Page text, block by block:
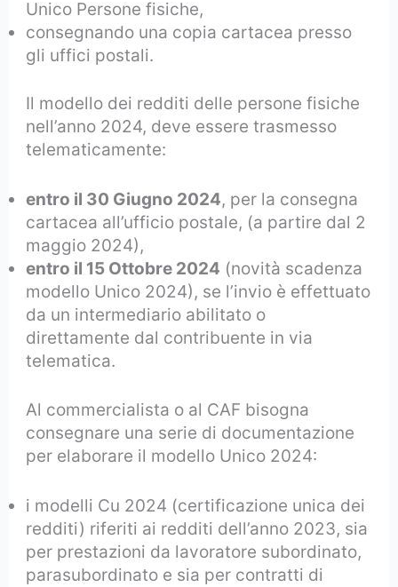
Unico Persone fisiche,
consegnando una copia cartacea presso
gli uffici postali.
Il modello dei redditi delle persone fisiche
nell’anno 2024, deve essere trasmesso
telematicamente:
entro il 30 Giugno 2024, per la consegna
cartacea all’ufficio postale, (a partire dal 2
maggio 2024),
entro il 15 Ottobre 2024 (novità scadenza
modello Unico 2024), se l’invio è effettuato
da un intermediario abilitato o
direttamente dal contribuente in via
telematica.
Al commercialista o al CAF bisogna
consegnare una serie di documentazione
per elaborare il modello Unico 2024:
i modelli Cu 2024 (certificazione unica dei
redditi) riferiti ai redditi dell’anno 2023, sia
per prestazioni da lavoratore subordinato,
parasubordinato e sia per contratti di